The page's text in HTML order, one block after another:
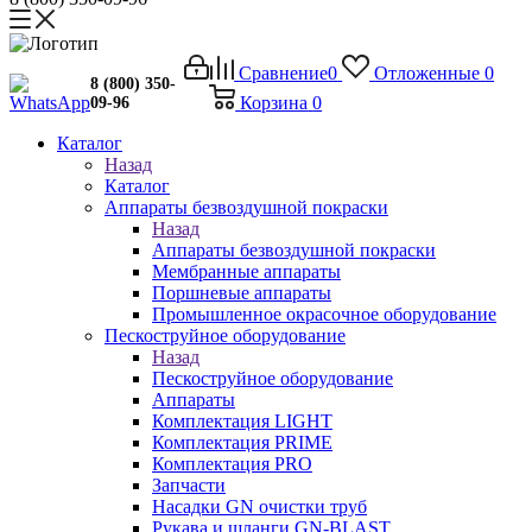
Сравнение0 Отложенные 0
Корзина 0
8 (800) 350-
09-96
Каталог
Назад
Каталог
Аппараты безвоздушной покраски
Назад
Аппараты безвоздушной покраски
Мембранные аппараты
Поршневые аппараты
Промышленное окрасочное оборудование
Пескоструйное оборудование
Назад
Пескоструйное оборудование
Аппараты
Комплектация LIGHT
Комплектация PRIME
Комплектация PRO
Запчасти
Насадки GN очистки труб
Рукава и шланги GN-BLAST